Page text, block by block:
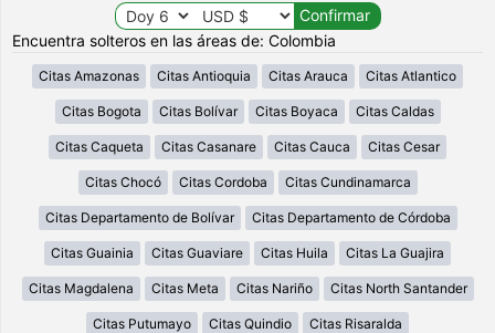
Encuentra solteros en las áreas de: Colombia
Citas Amazonas Citas Antioquia Citas Arauca Citas Atlantico
Citas Bogota Citas Bolívar Citas Boyaca Citas Caldas
Citas Caqueta Citas Casanare Citas Cauca Citas Cesar
Citas Chocó Citas Cordoba Citas Cundinamarca
Citas Departamento de Bolívar Citas Departamento de Córdoba
Citas Guainia Citas Guaviare Citas Huila Citas La Guajira
Citas Magdalena Citas Meta Citas Nariño Citas North Santander
Citas Putumayo Citas Quindio Citas Risaralda